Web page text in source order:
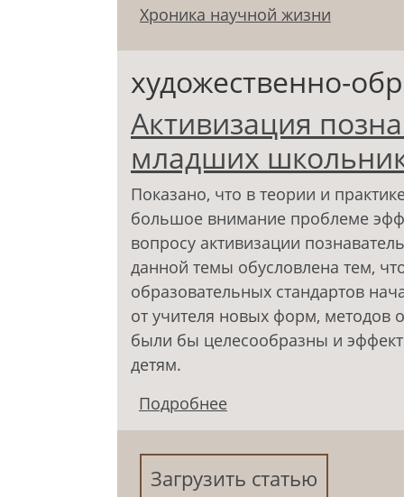
Хроника научной жизни
художественно-
Активизация
младших
Показано, что в теории и
большое внимание проблеме
вопросу активизации
данной темы обусловлена тем,
образовательных стандартов
от учителя новых форм, методов
были бы целесообразны и
детям.
Подробнее
средствами искусства
Загрузить статью